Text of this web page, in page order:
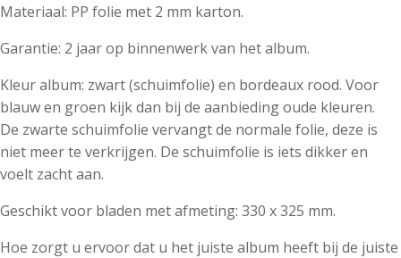
Materiaal: PP folie met 2 mm karton.
Garantie: 2 jaar op binnenwerk van het album.
Kleur album: zwart (schuimfolie) en bordeaux rood. Voor
blauw en groen kijk dan bij de aanbieding oude kleuren.
De zwarte schuimfolie vervangt de normale folie, deze is
niet meer te verkrijgen. De schuimfolie is iets dikker en
voelt zacht aan.
Geschikt voor bladen met afmeting: 330 x 325 mm.
Hoe zorgt u ervoor dat u het juiste album heeft bij de juiste